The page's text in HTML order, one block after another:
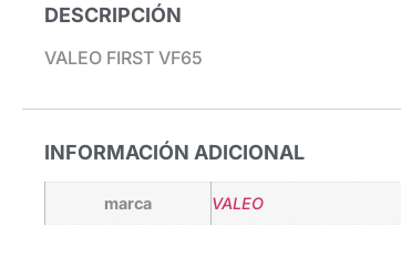
DESCRIPCIÓN
VALEO FIRST VF65
INFORMACIÓN ADICIONAL
marca VALEO